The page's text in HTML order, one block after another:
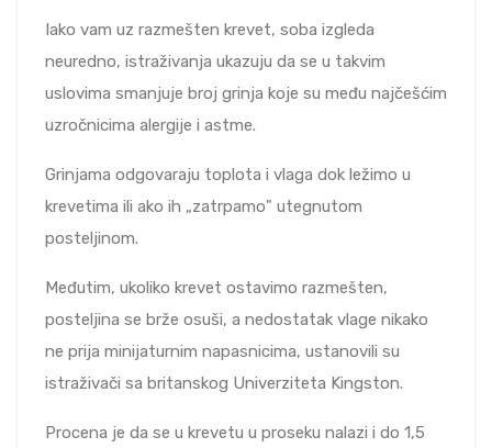
Iako vam uz razmešten krevet, soba izgleda
neuredno, istraživanja ukazuju da se u takvim
uslovima smanjuje broj grinja koje su među najčešćim
uzročnicima alergije i astme.
Grinjama odgovaraju toplota i vlaga dok ležimo u
krevetima ili ako ih „zatrpamo" utegnutom
posteljinom.
Međutim, ukoliko krevet ostavimo razmešten,
posteljina se brže osuši, a nedostatak vlage nikako
ne prija minijaturnim napasnicima, ustanovili su
istraživači sa britanskog Univerziteta Kingston.
Procena je da se u krevetu u proseku nalazi i do 1,5